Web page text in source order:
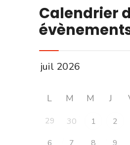
Calendrier
L M M J
29 30 1 2
6
7 8 9